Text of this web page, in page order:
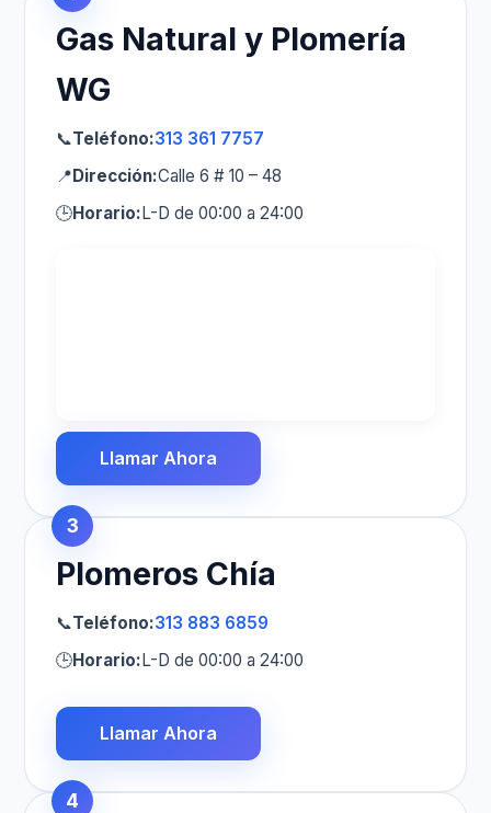
Gas Natural y Plomería
WG
📞Teléfono:313 361 7757
📍Dirección:Calle 6 # 10 – 48
🕒Horario:L-D de 00:00 a 24:00
Llamar Ahora
3
Plomeros Chía
📞Teléfono:313 883 6859
🕒Horario:L-D de 00:00 a 24:00
Llamar Ahora
4